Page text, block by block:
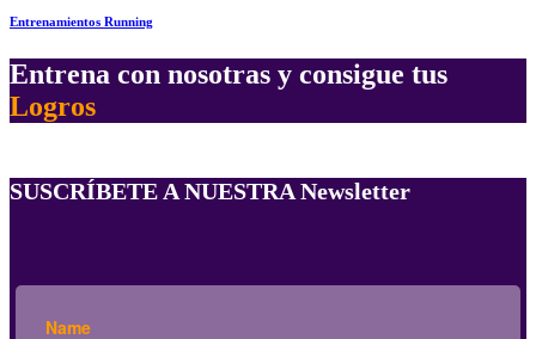
Entrenamientos Running
Entrena con nosotras y consigue tus
Logros
SUSCRÍBETE A NUESTRA Newsletter